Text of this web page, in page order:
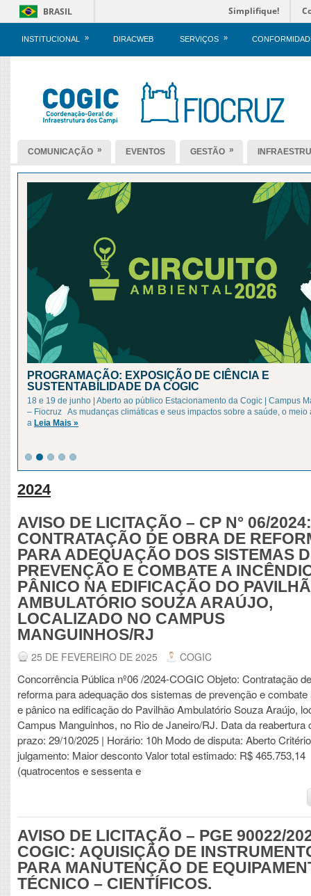
BRASIL Simplifique!
INSTITUCIONAL » DIRACWEB SERVIÇOS »
COMUNICAÇÃO » EVENTOS GESTÃO »
PROGRAMAÇÃO: EXPOSIÇÃO DE CIÊNCIA E
SUSTENTABILIDADE DA COGIC
18 e 19 de junho | Aberto ao público Estacionamento da Cogic | Campus
– Fiocruz As mudanças climáticas e seus impactos sobre a saúde, o meio
a Leia Mais »
2024
AVISO DE LICITAÇÃO – CP N° 06/2024:
CONTRATAÇÃO DE OBRA DE
PARA ADEQUAÇÃO DOS SISTEMAS
PREVENÇÃO E COMBATE A
PÂNICO NA EDIFICAÇÃO DO
AMBULATÓRIO SOUZA ARAÚJO,
LOCALIZADO NO CAMPUS
MANGUINHOS/RJ
25 DE FEVEREIRO DE 2025 COGIC
Concorrência Pública nº06 /2024-COGIC Objeto: Contratação
reforma para adequação dos sistemas de prevenção e combate
e pânico na edificação do Pavilhão Ambulatório Souza Araújo,
Campus Manguinhos, no Rio de Janeiro/RJ. Data da reabertura
prazo: 29/10/2025 | Horário: 10h Modo de disputa: Aberto
julgamento: Maior desconto Valor total estimado: R$ 465.753,14
(quatrocentos e sessenta e
AVISO DE LICITAÇÃO – PGE 90022/
COGIC: AQUISIÇÃO DE
PARA MANUTENÇÃO DE
TÉCNICO – CIENTÍFICOS.